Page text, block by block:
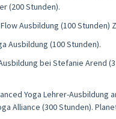
(200 Stunden).
Ausbildung (100 Stunden)
Ausbildung (100 Stunden).
bei Stefanie Arend
Yoga Lehrer-Ausbildung
Alliance (300 Stunden).